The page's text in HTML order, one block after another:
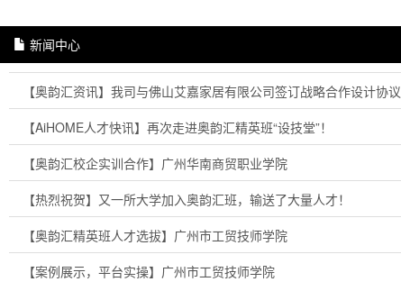
新闻中心
【奥韵汇资讯】我司与佛山艾嘉家居有限公司签订战略合作设计协议
【AiHOME人才快讯】再次走进奥韵汇精英班“设技堂”！
【奥韵汇校企实训合作】广州华南商贸职业学院
【热烈祝贺】又一所大学加入奥韵汇班，输送了大量人才！
【奥韵汇精英班人才选拔】广州市工贸技师学院
【案例展示，平台实操】广州市工贸技师学院